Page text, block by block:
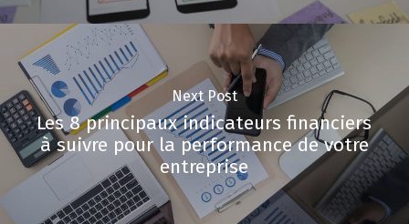
Next Post
Les 8 principaux indicateurs financiers
à suivre pour la performance de votre
entreprise